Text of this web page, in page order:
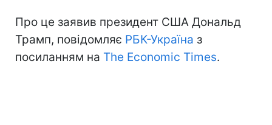
Про це заявив президент США Дональд
Трамп, повідомляє РБК-Україна з
посиланням на The Economic Times.